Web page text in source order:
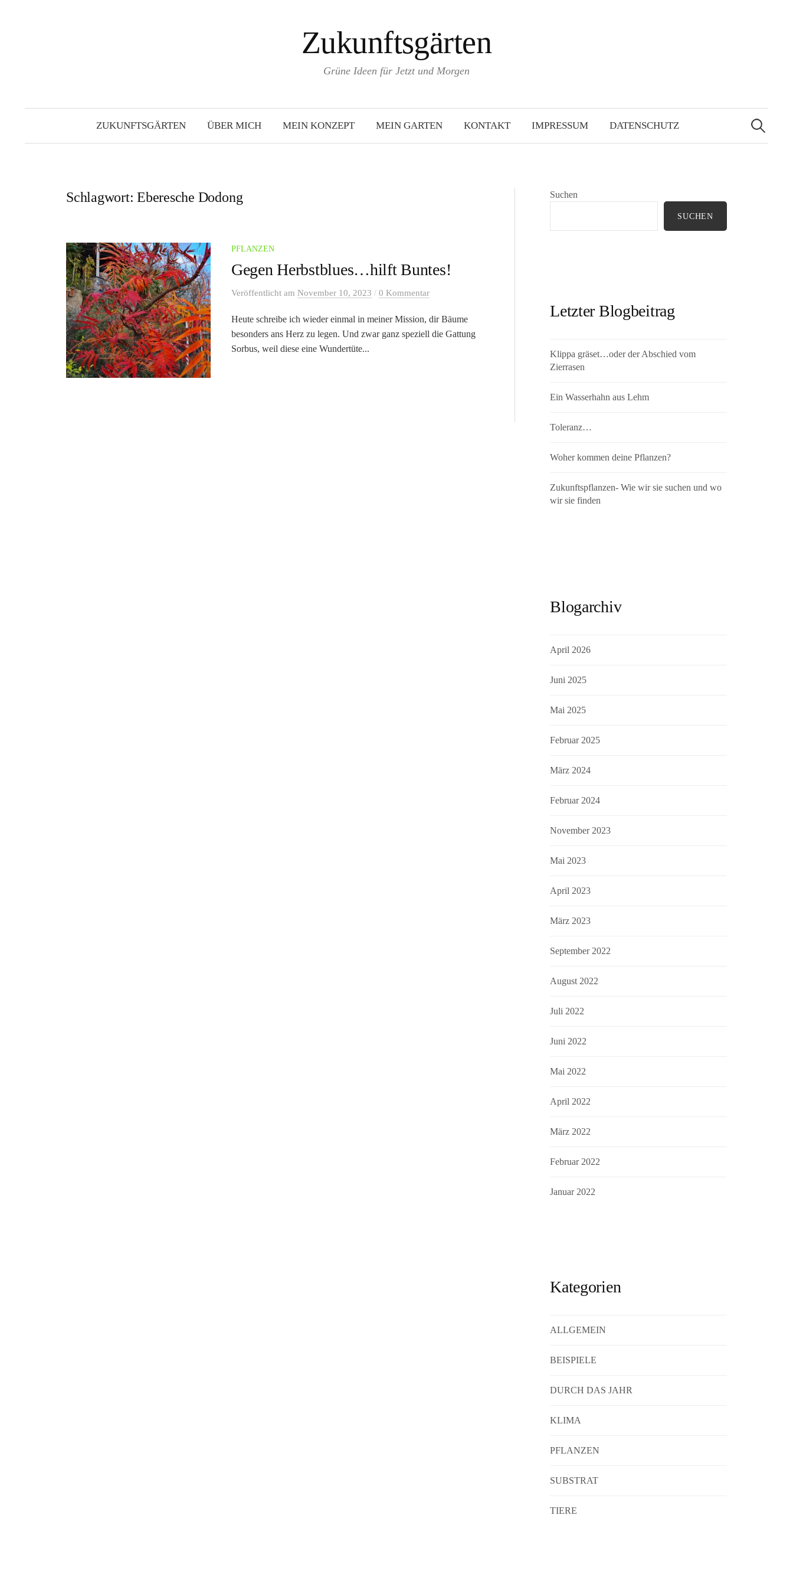
Zukunftsgärten
Grüne Ideen für Jetzt und Morgen
ZUKUNFTSGÄRTEN ÜBER MICH MEIN KONZEPT MEIN GARTEN KONTAKT IMPRESSUM DATENSCHUTZ
Suchen
nach:
Schlagwort:Eberesche Dodong
PFLANZEN
Gegen Herbstblues…hilft Buntes!
Veröffentlicht am November 10, 2023 / 0 Kommentar
Heute schreibe ich wieder einmal in meiner Mission, dir Bäume
besonders ans Herz zu legen. Und zwar ganz speziell die Gattung
Sorbus, weil diese eine Wundertüte...
Suchen
SUCHEN
Letzter Blogbeitrag
Klippa gräset…oder der Abschied vom
Zierrasen
Ein Wasserhahn aus Lehm
Toleranz…
Woher kommen deine Pflanzen?
Zukunftspflanzen- Wie wir sie suchen und wo
wir sie finden
Blogarchiv
April 2026
Juni 2025
Mai 2025
Februar 2025
März 2024
Februar 2024
November 2023
Mai 2023
April 2023
März 2023
September 2022
August 2022
Juli 2022
Juni 2022
Mai 2022
April 2022
März 2022
Februar 2022
Januar 2022
Kategorien
ALLGEMEIN
BEISPIELE
DURCH DAS JAHR
KLIMA
PFLANZEN
SUBSTRAT
TIERE